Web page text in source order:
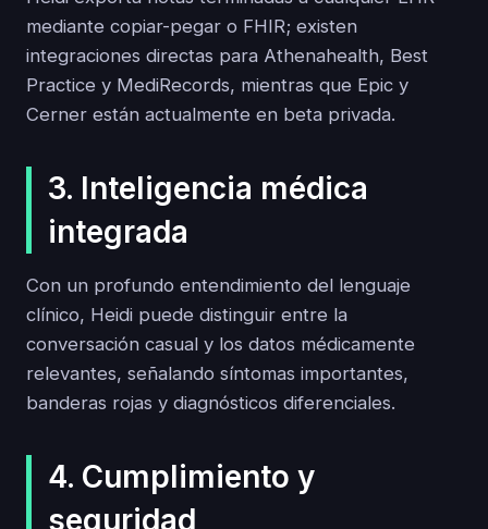
mediante copiar-pegar o FHIR; existen
integraciones directas para Athenahealth, Best
Practice y MediRecords, mientras que Epic y
Cerner están actualmente en beta privada.
3. Inteligencia médica
integrada
Con un profundo entendimiento del lenguaje
clínico, Heidi puede distinguir entre la
conversación casual y los datos médicamente
relevantes, señalando síntomas importantes,
banderas rojas y diagnósticos diferenciales.
4. Cumplimiento y
seguridad